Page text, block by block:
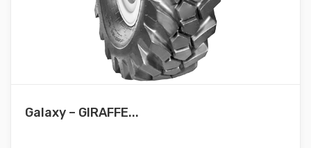
Galaxy – GIRAFFE...